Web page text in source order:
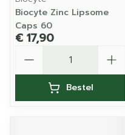
Biocyte Zinc Lipsome
Caps 60
€ 17,90
Bestel